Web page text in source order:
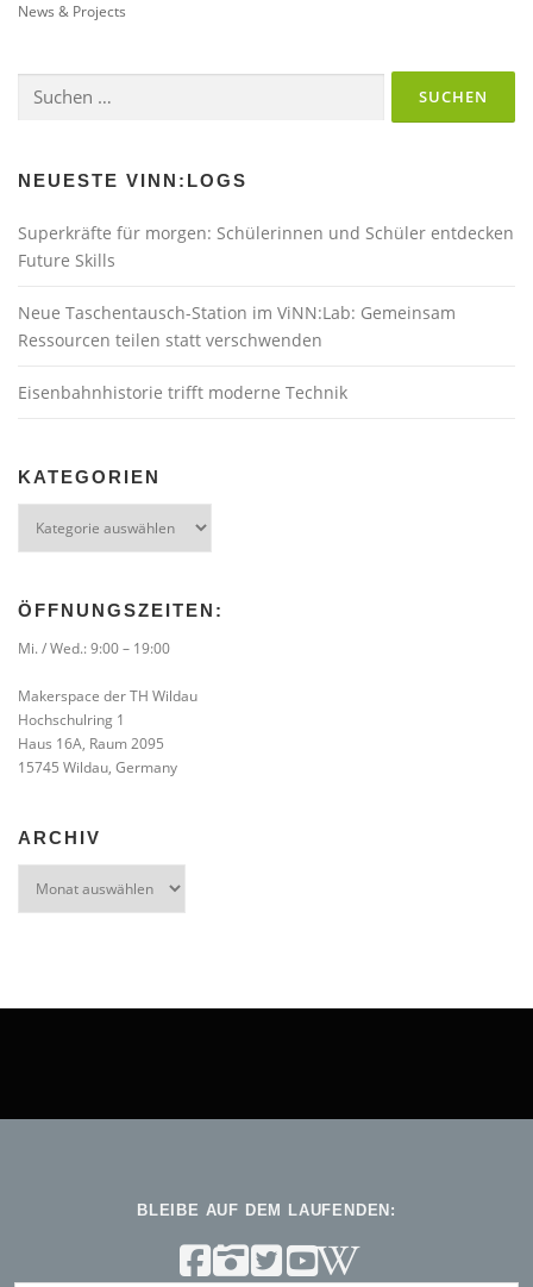
News & Projects
nach:
NEUESTE VINN:LOGS
Superkräfte für morgen: Schülerinnen und Schüler entdecken
Future Skills
Neue Taschentausch-Station im ViNN:Lab: Gemeinsam
Ressourcen teilen statt verschwenden
Eisenbahnhistorie trifft moderne Technik
KATEGORIEN
ÖFFNUNGSZEITEN:
Mi. / Wed.: 9:00 – 19:00
Makerspace der TH Wildau
Hochschulring 1
Haus 16A, Raum 2095
15745 Wildau, Germany
ARCHIV
BLEIBE AUF DEM LAUFENDEN: